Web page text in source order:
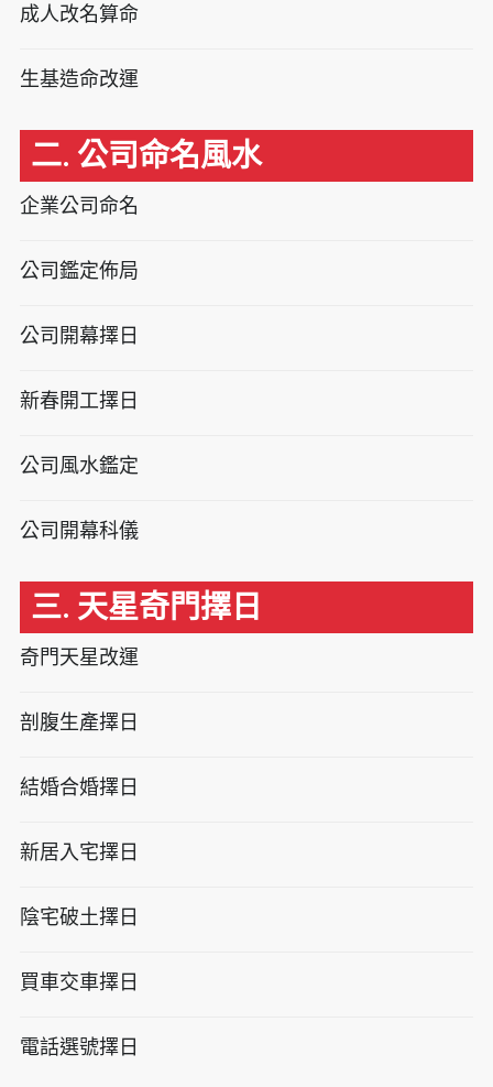
成人改名算命
生基造命改運
二. 公司命名風水
企業公司命名
公司鑑定佈局
公司開幕擇日
新春開工擇日
公司風水鑑定
公司開幕科儀
三. 天星奇門擇日
奇門天星改運
剖腹生產擇日
結婚合婚擇日
新居入宅擇日
陰宅破土擇日
買車交車擇日
電話選號擇日